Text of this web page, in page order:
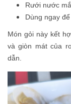
Rưới nước
Dùng ngay
Món gỏi này kết
và giòn mát của
dẫn.